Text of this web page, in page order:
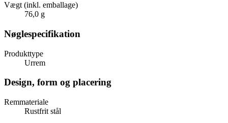
Vægt (inkl. emballage)
76,0 g
Nøglespecifikation
Produkttype
Urrem
Design, form og placering
Remmateriale
Rustfrit stål